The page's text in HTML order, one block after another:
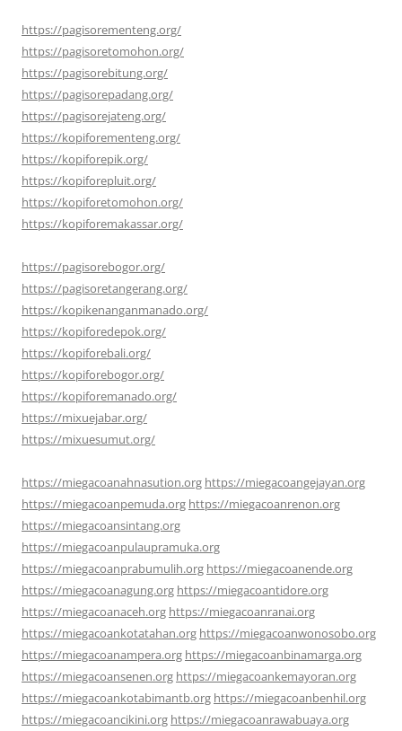
https://pagisorementeng.org/
https://pagisoretomohon.org/
https://pagisorebitung.org/
https://pagisorepadang.org/
https://pagisorejateng.org/
https://kopiforementeng.org/
https://kopiforepik.org/
https://kopiforepluit.org/
https://kopiforetomohon.org/
https://kopiforemakassar.org/
https://pagisorebogor.org/
https://pagisoretangerang.org/
https://kopikenanganmanado.org/
https://kopiforedepok.org/
https://kopiforebali.org/
https://kopiforebogor.org/
https://kopiforemanado.org/
https://mixuejabar.org/
https://mixuesumut.org/
https://miegacoanahnasution.org https://miegacoangejayan.org
https://miegacoanpemuda.org https://miegacoanrenon.org
https://miegacoansintang.org
https://miegacoanpulaupramuka.org
https://miegacoanprabumulih.org https://miegacoanende.org
https://miegacoanagung.org https://miegacoantidore.org
https://miegacoanaceh.org https://miegacoanranai.org
https://miegacoankotatahan.org https://miegacoanwonosobo.org
https://miegacoanampera.org https://miegacoanbinamarga.org
https://miegacoansenen.org https://miegacoankemayoran.org
https://miegacoankotabimantb.org https://miegacoanbenhil.org
https://miegacoancikini.org https://miegacoanrawabuaya.org